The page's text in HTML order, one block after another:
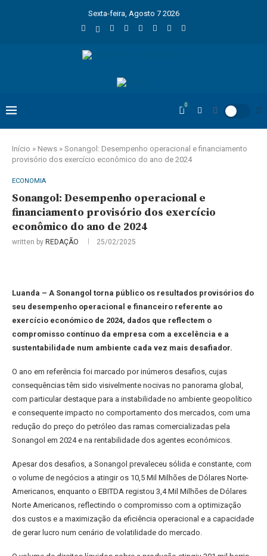
Sexta-feira, Agosto 7 2026
0
Início » News » Sonangol: Desempenho operacional e financiamento
provisório dos exercício econômico do ano de 2024
ECONOMIA
Sonangol: Desempenho operacional e
financiamento provisório dos exercício
econômico do ano de 2024
written by REDAÇÃO 25/02/2025
Luanda – A Sonangol torna público os resultados provisórios do
seu desempenho operacional e financeiro referente ao
exercício económico de 2024, dados que reflectem o
compromisso contínuo da empresa com a excelência e a
sustentabilidade num ambiente cada vez mais desafiador.
O ano em referência foi marcado por inúmeros desafios, cujas
consequências têm sido visivelmente nocivas no panorama global,
com particular destaque para a instabilidade no ambiente geopolítico
e consequente impacto no comportamento dos mercados, com uma
redução do preço do petróleo das ramas comercializadas pela
Sonangol em 2024 e na rentabilidade dos agentes económicos.
Apesar dos desafios, a Sonangol prevaleceu sólida e constante, com
o volume de negócios a atingir os 10,5 Mil Milhões de Dólares Norte-
Americanos, enquanto o EBITDA registou 3,4 Mil Milhões de Dólares
Norte Americanos, reflectindo o compromisso com a optimização
dos custos e a maximização da eficiência operacional e a capacidade
de gerar lucro num cenário de volatilidade do mercado.